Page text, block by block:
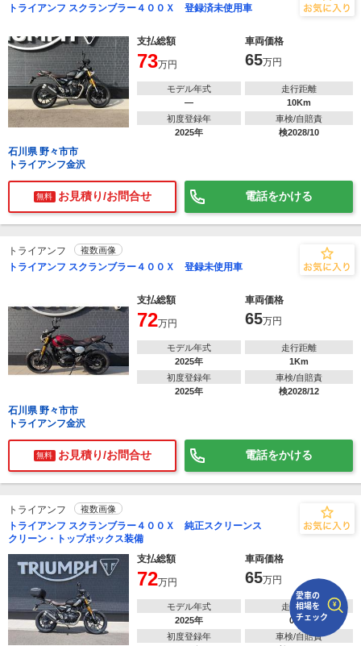
トライアンフ スクランブラー４００Ｘ 登録済未使用車
支払総額 車両価格
73万円 65万円
モデル年式
―
走行距離
10Km
初度登録年
2025年
車検/自賠責
検2028/10
石川県 野々市市
トライアンフ金沢
無料 お見積り/お問合せ 電話をかける
トライアンフ 複数画像
トライアンフ スクランブラー４００Ｘ 登録未使用車
支払総額 車両価格
72万円 65万円
モデル年式
2025年
走行距離
1Km
初度登録年
2025年
車検/自賠責
検2028/12
石川県 野々市市
トライアンフ金沢
無料 お見積り/お問合せ 電話をかける
トライアンフ 複数画像
トライアンフ スクランブラー４００Ｘ 純正スクリーンス
クリーン・トップボックス装備
支払総額
車両価格
72万円 65万円
モデル年式
2025年
走行距離
0Km
初度登録年
車検/自賠責
相場をチェック！
まずはメーカーを選択する